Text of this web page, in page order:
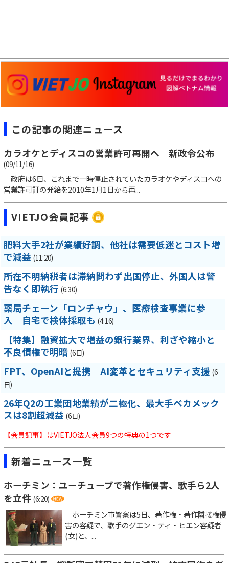
この記事の関連ニュース
カラオケとディスコの営業許可再開へ 新政令公布
(09/11/16)
政府は6日、これまで一時停止されていたカラオケやディスコへの
営業許可証の発給を2010年1月1日から再...
VIETJO会員記事
肥料大手2社が業績好調、他社は需要低迷とコスト増
で減益 (11:20)
所在不明納税者は滞納問わず出国停止、外国人は警
告なく即執行 (6:30)
薬局チェーン「ロンチャウ」、医療検査事業に参
入 自宅で検体採取も (4:16)
【特集】融資拡大で増益の銀行業界、利ざや縮小と
不良債権で明暗 (6日)
FPT、OpenAIと提携 AI変革とセキュリティ支援 (6
日)
26年Q2の工業団地業績が二極化、最大手ベカメック
スは8割超減益 (6日)
【会員記事】はVIETJO法人会員9つの特典の1つです
新着ニュース一覧
ホーチミン：ユーチューブで著作権侵害、歌手ら2人
を立件 (6:20)
ホーチミン市警察は5日、著作権・著作隣接権侵
害の容疑で、歌手のグエン・ティ・ヒエン容疑者
(女)と、...